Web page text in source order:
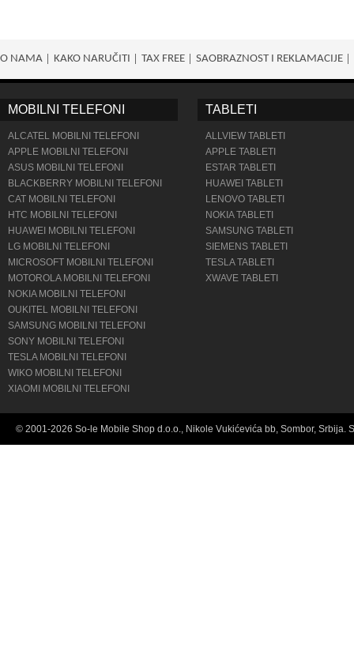
O NAMA KAKO NARUČITI TAX FREE SAOBRAZNOST I REKLAMACIJE
MOBILNI TELEFONI
ALCATEL MOBILNI TELEFONI
APPLE MOBILNI TELEFONI
ASUS MOBILNI TELEFONI
BLACKBERRY MOBILNI TELEFONI
CAT MOBILNI TELEFONI
HTC MOBILNI TELEFONI
HUAWEI MOBILNI TELEFONI
LG MOBILNI TELEFONI
MICROSOFT MOBILNI TELEFONI
MOTOROLA MOBILNI TELEFONI
NOKIA MOBILNI TELEFONI
OUKITEL MOBILNI TELEFONI
SAMSUNG MOBILNI TELEFONI
SONY MOBILNI TELEFONI
TESLA MOBILNI TELEFONI
WIKO MOBILNI TELEFONI
XIAOMI MOBILNI TELEFONI
TABLETI
ALLVIEW TABLETI
APPLE TABLETI
ESTAR TABLETI
HUAWEI TABLETI
LENOVO TABLETI
NOKIA TABLETI
SAMSUNG TABLETI
SIEMENS TABLETI
TESLA TABLETI
XWAVE TABLETI
© 2001-2026 So-le Mobile Shop d.o.o., Nikole Vukićevića bb, Sombor, Srbija.